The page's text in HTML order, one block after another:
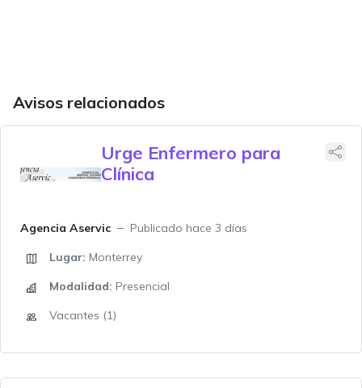
Avisos relacionados
Urge Enfermero para
Clínica
Agencia Aservic
Publicado hace 3 días
Lugar: Monterrey
Modalidad: Presencial
Vacantes (1)